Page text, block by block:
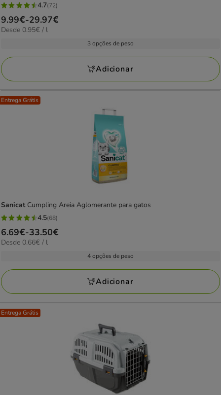
4.7
estrelas
com
avaliações
4.7(72)
Preço
de
29.97€
9.99€-29.97€
0.95€
Desde 0.95€ / l
3 opções de peso
Adicionar
Entrega Grátis
Sanicat Cumpling Areia Aglomerante para gatos
4.5
estrelas
com
avaliações
4.5(68)
Preço
de
33.50€
6.69€-33.50€
0.66€
Desde 0.66€ / l
4 opções de peso
Adicionar
Entrega Grátis